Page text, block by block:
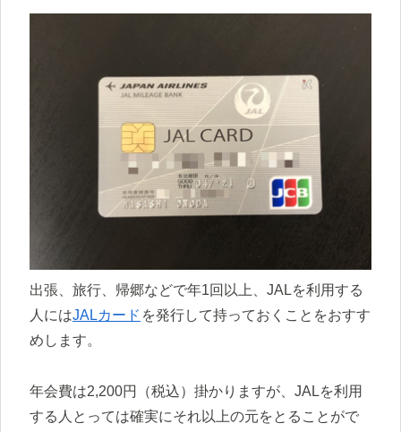
出張、旅行、帰郷などで年1回以上、JALを利用する
人にはJALカード を発行して持っておくことをおすす
めします。
年会費は2,200円（税込）掛かりますが、JALを利用
する人とっては確実にそれ以上の元をとることがで